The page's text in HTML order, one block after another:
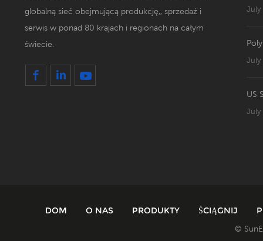
globalną sieć obejmującą produkcję,, sprzedaż i
serwis w ponad 80 krajach i regionach na całym
świecie.
July
July
July
DOM O NAS PRODUKTY ŚCIĄGNIJ
©